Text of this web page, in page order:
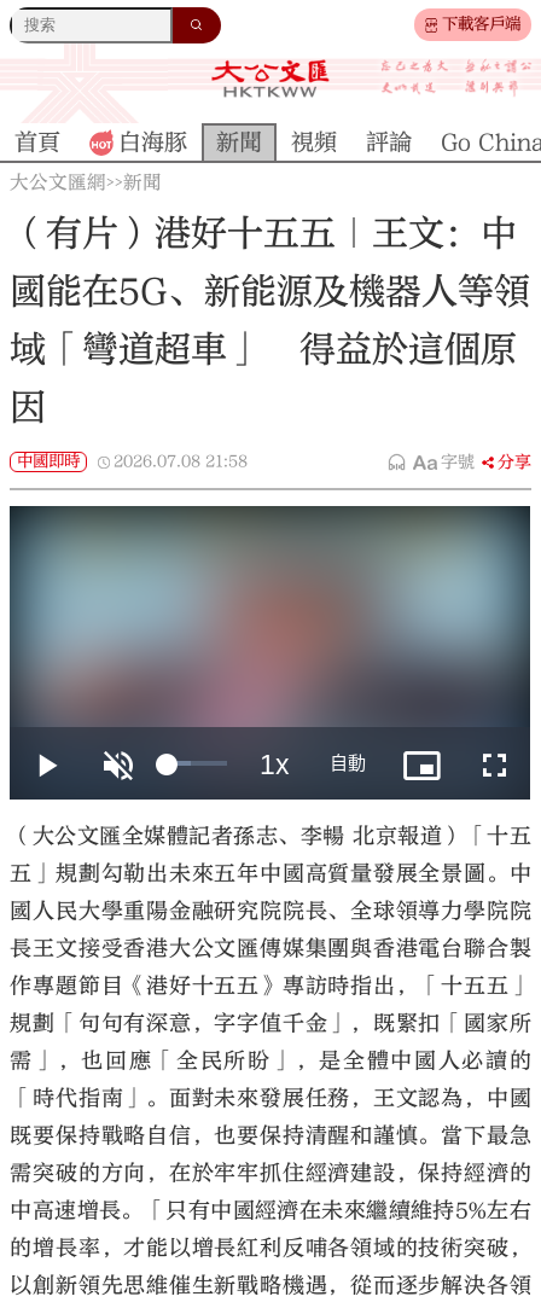
下載客戶端
首頁 白海豚 新聞 視頻 評論 Go
大公文匯網>>新聞
（有片）港好十五五｜王文：中
國能在5G、新能源及機器人等領
域「彎道超車」 得益於這個原
因
中國即時 2026.07.08 21:58 字號 分享
（大公文匯全媒體記者孫志、李暢 北京報道）「十五
五」規劃勾勒出未來五年中國高質量發展全景圖。中
國人民大學重陽金融研究院院長、全球領導力學院院
長王文接受香港大公文匯傳媒集團與香港電台聯合製
作專題節目《港好十五五》專訪時指出，「十五五」
規劃「句句有深意，字字值千金」，既緊扣「國家所
需」，也回應「全民所盼」，是全體中國人必讀的
「時代指南」。面對未來發展任務，王文認為，中國
既要保持戰略自信，也要保持清醒和謹慎。當下最急
需突破的方向，在於牢牢抓住經濟建設，保持經濟的
中高速增長。「只有中國經濟在未來繼續維持5%左右
的增長率，才能以增長紅利反哺各領域的技術突破，
以創新領先思維催生新戰略機遇，從而逐步解決各領